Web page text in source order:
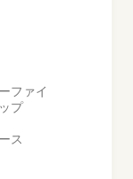
ファイ
プ
ス